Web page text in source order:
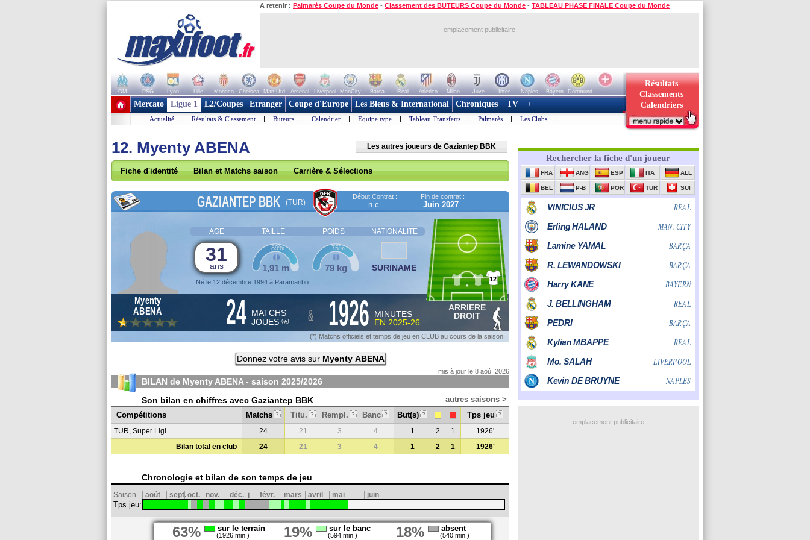
A retenir : Palmarès Coupe du Monde - Classement des BUTEURS Coupe du Monde - TABLEAU PHASE FINALE Coupe du Monde
emplacement publicitaire
OM PSG Lyon Lille Monaco Chelsea Man Utd Arsenal Liverpool ManCity Barca Real Atletico Milan Juve Inter Naples Bayern
Dortmund
+ de clubs
Résultats
Classements
Calendriers
Mercato Ligue 1 L2/Coupes Etranger Coupe d'Europe Les Bleus & International Chroniques TV +
Actualité | Résultats & Classement | Buteurs | Calendrier | Equipe type | Tableau Transferts | Palmarès | Les Clubs |
12. Myenty ABENA Les autres joueurs de Gaziantep BBK
Fiche d'identité Bilan et Matchs saison Carrière & Sélections
GAZIANTEP BBK (TUR)
Début Contrat :
n.c.
Fin de contrat :
Juin 2027
AGE TAILLE POIDS NATIONALITE
31
ans
Né le 12 décembre 1994 à Paramaribo
1,91 m
89%
79 kg
75%
SURINAME
12
Myenty
ABENA
24 MATCHS
JOUES (*) & 1926
MINUTES
EN 2025-26
ARRIERE
DROIT
(*) Matchs officiels et temps de jeu en CLUB au cours de la saison
Donnez votre avis sur Myenty ABENA
mis à jour le 8 aoû. 2026
BILAN de Myenty ABENA - saison 2025/2026
Son bilan en chiffres avec Gaziantep BBK
autres saisons >
Compétitions
Matchs ? Titu. ? Rempl. ? Banc ? But(s) ? Tps jeu ?
TUR, Super Ligi 24 21 3 4 1 2 1
1926'
Bilan total en club
24 21 3 4 1 2 1 1926'
Chronologie et bilan de son temps de jeu
Saison août sept.oct. nov. déc. j févr. mars avril mai juin
Tps jeu:
63% sur le terrain
(1926 min.) 19% sur le banc
(594 min.) 18% absent
(540 min.)
emplacement publicitaire